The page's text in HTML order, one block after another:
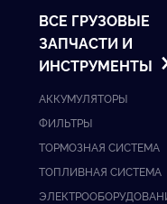
ВСЕ ГРУЗОВЫЕ
ЗАПЧАСТИ И
ИНСТРУМЕНТЫ
АККУМУЛЯТОРЫ
ФИЛЬТРЫ
ТОРМОЗНАЯ СИСТЕМА
ТОПЛИВНАЯ СИСТЕМА